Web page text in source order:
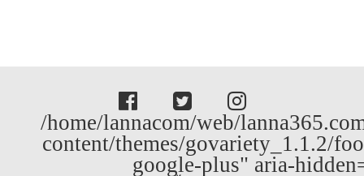
/home/lannacom/web/
content/themes/govariety_1.1.2/
google-plus" aria-